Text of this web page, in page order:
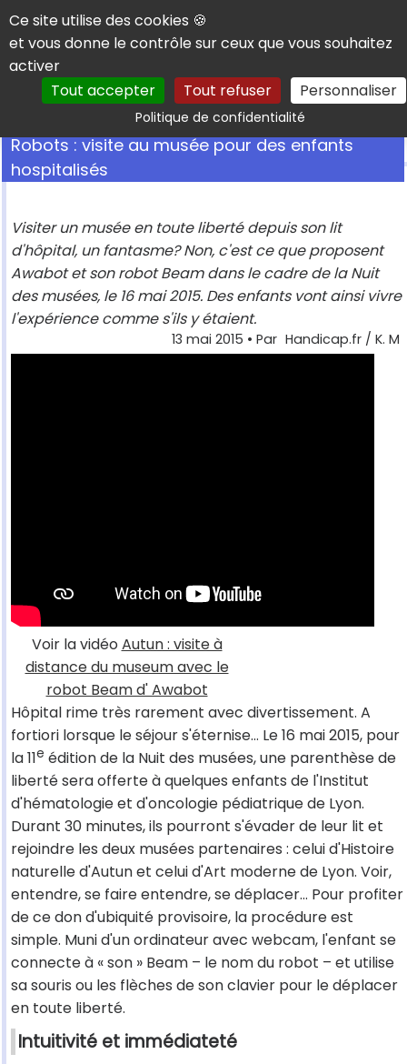
Panneau de gestion des cookies
Ce site utilise des cookies 🍪
et vous donne le contrôle sur ceux que vous souhaitez
activer
Tout accepter
Tout refuser Personnaliser
Politique de confidentialitéRechercher
Robots : visite au musée pour des enfants
hospitalisés
Visiter un musée en toute liberté depuis son lit
d'hôpital, un fantasme? Non, c'est ce que proposent
Awabot et son robot Beam dans le cadre de la Nuit
des musées, le 16 mai 2015. Des enfants vont ainsi vivre
l'expérience comme s'ils y étaient.
13 mai 2015 • Par Handicap.fr / K. M
Voir la vidéo Autun : visite à
distance du museum avec le
robot Beam d' Awabot
Hôpital rime très rarement avec divertissement. A
fortiori lorsque le séjour s'éternise… Le 16 mai 2015, pour
la 11e édition de la Nuit des musées, une parenthèse de
liberté sera offerte à quelques enfants de l'Institut
d'hématologie et d'oncologie pédiatrique de Lyon.
Durant 30 minutes, ils pourront s'évader de leur lit et
rejoindre les deux musées partenaires : celui d'Histoire
naturelle d'Autun et celui d'Art moderne de Lyon. Voir,
entendre, se faire entendre, se déplacer… Pour profiter
de ce don d'ubiquité provisoire, la procédure est
simple. Muni d'un ordinateur avec webcam, l'enfant se
connecte à « son » Beam – le nom du robot – et utilise
sa souris ou les flèches de son clavier pour le déplacer
en toute liberté.
Intuitivité et immédiateté